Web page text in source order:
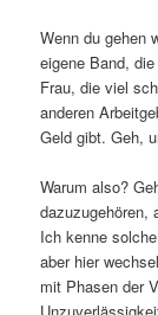
Wenn du gehen
eigene Band,
Frau, die viel
anderen
Geld gibt. Geh,
Warum also?
dazuzugehören,
Ich kenne
aber hier
mit Phasen der